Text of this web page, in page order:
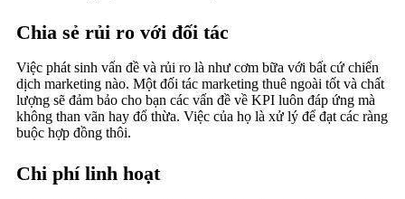
Chia sẻ rủi ro với đối tác
Việc phát sinh vấn đề và rủi ro là như cơm bữa với bất cứ chiến
dịch marketing nào. Một đối tác marketing thuê ngoài tốt và chất
lượng sẽ đảm bảo cho bạn các vấn đề về KPI luôn đáp ứng mà
không than vãn hay đổ thừa. Việc của họ là xử lý để đạt các ràng
buộc hợp đồng thôi.
Chi phí linh hoạt